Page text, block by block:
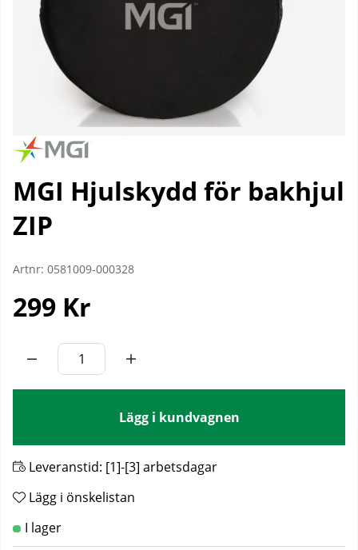
MGI Hjulskydd för bakhjul
ZIP
Artnr: 0581009-000328
299 Kr
Lägg i kundvagnen
Leveranstid: [1]-[3] arbetsdagar
Lägg i önskelistan